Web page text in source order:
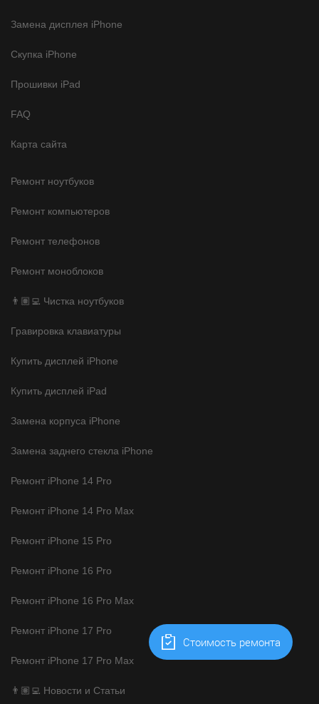
Замена дисплея iPhone
Скупка iPhone
Прошивки iPad
FAQ
Карта сайта
Ремонт ноутбуков
Ремонт компьютеров
Ремонт телефонов
Ремонт моноблоков
👨🏽‍💻 Чистка ноутбуков
Гравировка клавиатуры
Купить дисплей iPhone
Купить дисплей iPad
Замена корпуса iPhone
Замена заднего стекла iPhone
Ремонт iPhone 14 Pro
Ремонт iPhone 14 Pro Max
Ремонт iPhone 15 Pro
Ремонт iPhone 16 Pro
Ремонт iPhone 16 Pro Max
Ремонт iPhone 17 Pro
Ремонт iPhone 17 Pro Max
👨🏽‍💻 Новости и Статьи
Cтоимость ремонта